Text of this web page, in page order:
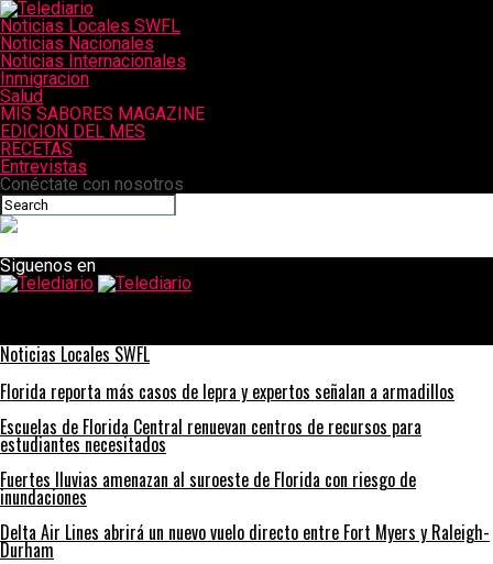
Noticias Locales SWFL
Noticias Nacionales
Noticias Internacionales
Inmigracion
Salud
MIS SABORES MAGAZINE
EDICION DEL MES
RECETAS
Entrevistas
Conéctate con nosotros
Siguenos en
Noticias Locales SWFL
Florida reporta más casos de lepra y expertos señalan a armadillos
Escuelas de Florida Central renuevan centros de recursos para
estudiantes necesitados
Fuertes lluvias amenazan al suroeste de Florida con riesgo de
inundaciones
Delta Air Lines abrirá un nuevo vuelo directo entre Fort Myers y Raleigh-
Durham